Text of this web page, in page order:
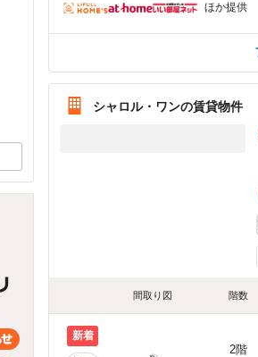
ほか提供
シャロル・ワンの賃貸物件
間取り図 階数
新着
2階